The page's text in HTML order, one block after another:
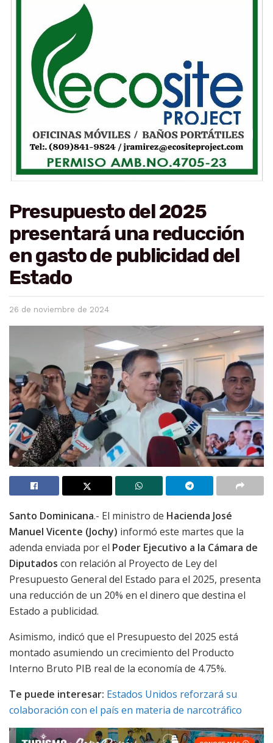
Presupuesto del 2025
presentará una reducción
en gasto de publicidad del
Estado
26 de noviembre de 2024
Santo Dominicana.- El ministro de Hacienda José
Manuel Vicente (Jochy) informó este martes que la
adenda enviada por el Poder Ejecutivo a la Cámara de
Diputados con relación al Proyecto de Ley del
Presupuesto General del Estado para el 2025, presenta
una reducción de un 20% en el dinero que destina el
Estado a publicidad.
Asimismo, indicó que el Presupuesto del 2025 está
montado asumiendo un crecimiento del Producto
Interno Bruto PIB real de la economía de 4.75%.
Te puede interesar: Estados Unidos reforzará su
colaboración con el país en materia de narcotráfico